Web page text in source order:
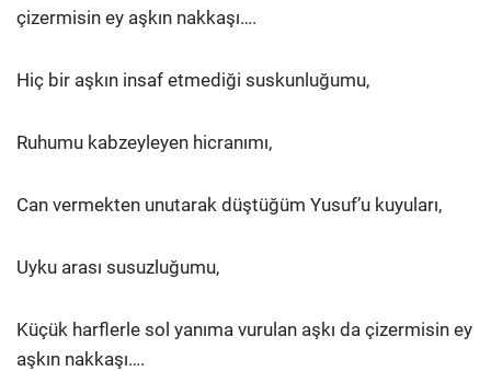
çizermisin ey aşkın nakkaşı….
Hiç bir aşkın insaf etmediği suskunluğumu,
Ruhumu kabzeyleyen hicranımı,
Can vermekten unutarak düştüğüm Yusuf’u kuyuları,
Uyku arası susuzluğumu,
Küçük harflerle sol yanıma vurulan aşkı da çizermisin ey
aşkın nakkaşı….